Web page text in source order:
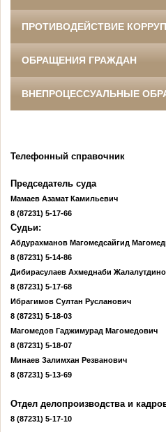
ПРОТИВОДЕЙСТВИЕ
ОБРАЩЕНИЯ ГРАЖДАН
ВНЕПРОЦЕССУАЛЬНЫЕ
Телефонный справочник
Председатель суда
Мамаев Азамат Камильевич
8 (87231) 5-17-66
Судьи:
Абдурахманов Магомедсайгид
8 (87231) 5-14-86
Дибирасулаев Ахмеднаби
8 (87231) 5-17-68
Ибрагимов Султан Русланович
8 (87231) 5-18-03
Магомедов Гаджимурад Магомедович
8 (87231) 5-18-07
Минаев Залимхан Резванович
8 (87231) 5-13-69
Отдел делопроизводства и
8 (87231) 5-17-10